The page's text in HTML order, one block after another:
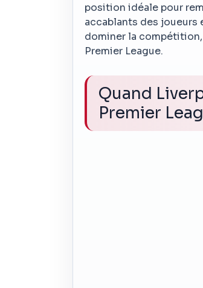
position idéale pour
accablants des
dominer la
Premier League.
Quand
Premier